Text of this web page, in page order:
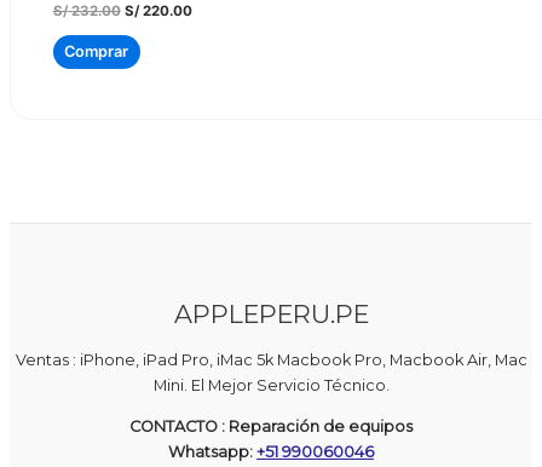
S/232.00 El
original
era:
S/220.00El
Comprar
APPLEPERU.PE
Ventas : iPhone, iPad Pro, iMac 5k Macbook Pro, Macbook Air, Mac
Mini. El Mejor Servicio Técnico.
CONTACTO : Reparación de equipos
Whatsapp: +51 990060046